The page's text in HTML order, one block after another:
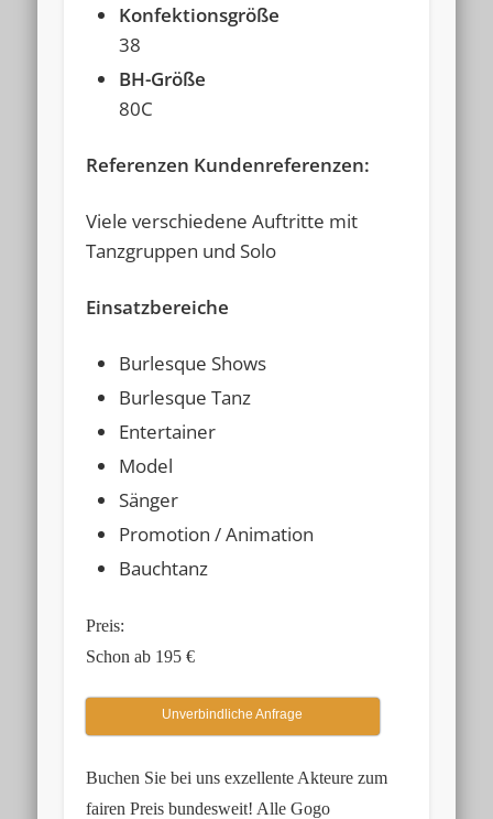
Konfektionsgröße
38
BH-Größe
80C
Referenzen Kundenreferenzen:
Viele verschiedene Auftritte mit
Tanzgruppen und Solo
Einsatzbereiche
Burlesque Shows
Burlesque Tanz
Entertainer
Model
Sänger
Promotion / Animation
Bauchtanz
Preis:
Schon ab 195 €
Unverbindliche Anfrage
Buchen Sie bei uns exzellente Akteure zum
fairen Preis bundesweit! Alle Gogo